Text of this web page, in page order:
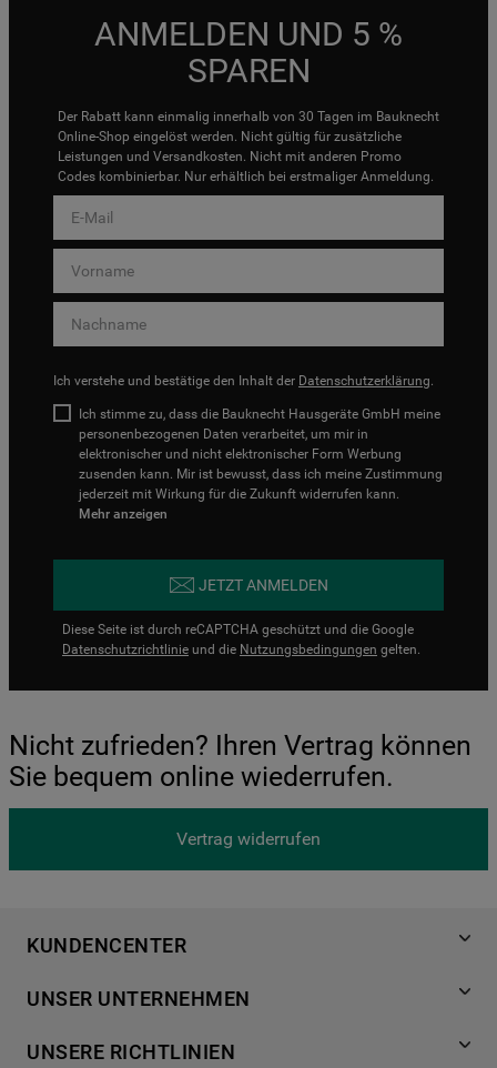
ANMELDEN UND 5 %
SPAREN
Der Rabatt kann einmalig innerhalb von 30 Tagen im Bauknecht
Online-Shop eingelöst werden. Nicht gültig für zusätzliche
Leistungen und Versandkosten. Nicht mit anderen Promo
Codes kombinierbar. Nur erhältlich bei erstmaliger Anmeldung.
Ich verstehe und bestätige den Inhalt der Datenschutzerklärung.
Ich stimme zu, dass die Bauknecht Hausgeräte GmbH meine
personenbezogenen Daten verarbeitet, um mir in
elektronischer und nicht elektronischer Form Werbung
zusenden kann. Mir ist bewusst, dass ich meine Zustimmung
jederzeit mit Wirkung für die Zukunft widerrufen kann.
Mehr anzeigen
JETZT ANMELDEN
Diese Seite ist durch reCAPTCHA geschützt und die Google
Datenschutzrichtlinie und die Nutzungsbedingungen gelten.
Nicht zufrieden? Ihren Vertrag können
Sie bequem online wiederrufen.
Vertrag widerrufen
KUNDENCENTER
Händlersuche
Häufige Fragen
UNSER UNTERNEHMEN
Für Händler
UNSERE RICHTLINIEN